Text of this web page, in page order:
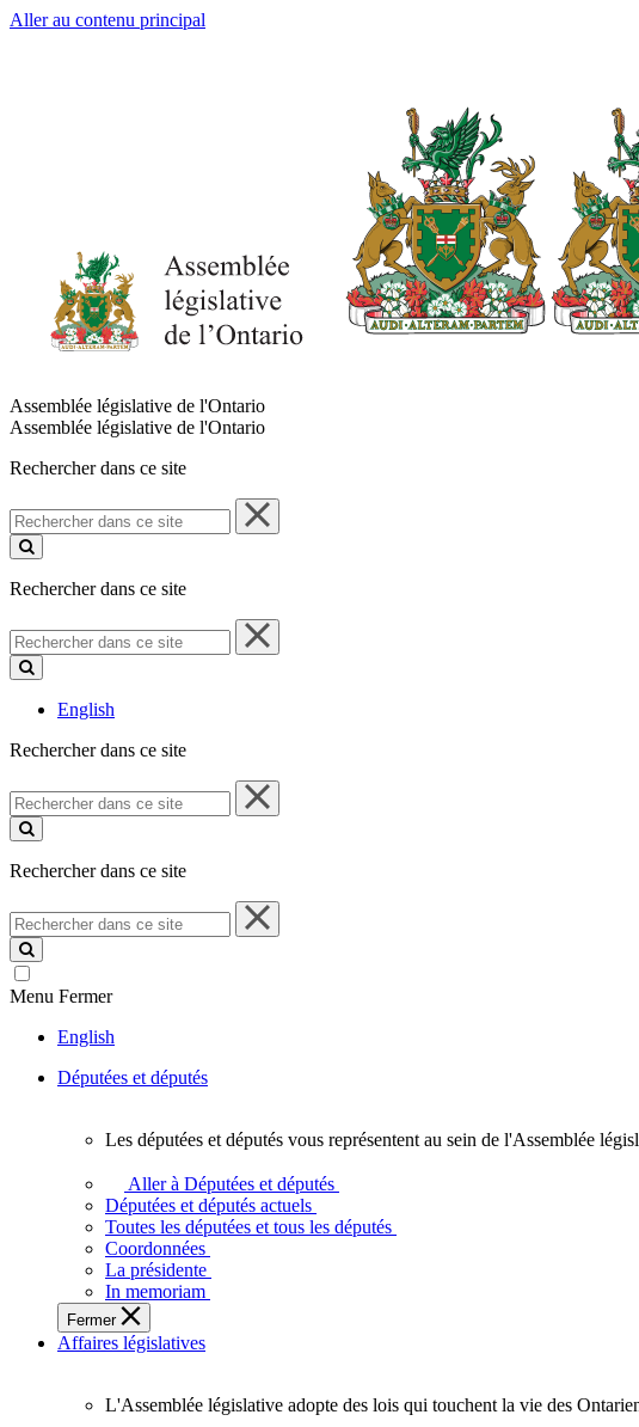
Aller au contenu principal
Assemblée législative de l'Ontario
Assemblée législative de l'Ontario
Rechercher dans ce site
Rechercher
dans
ce
Rechercher dans ce site
Rechercher
dans
ce
English
Rechercher dans ce site
Rechercher
dans
ce
Rechercher dans ce site
Rechercher
dans
ce
site
Menu Fermer
English
Députées et députés
députées
députés
vous
représentent
sein
de
l'Assemblée
l'Ontario.
Les députées et députés vous représentent au sein de l'Assemblée
Aller à Députées et députés
Députées et députés actuels
Toutes les députées et tous les députés
Coordonnées
La présidente
In memoriam
Fermer
Affaires législatives
L'Assemblée législative adopte des lois qui touchent la vie des